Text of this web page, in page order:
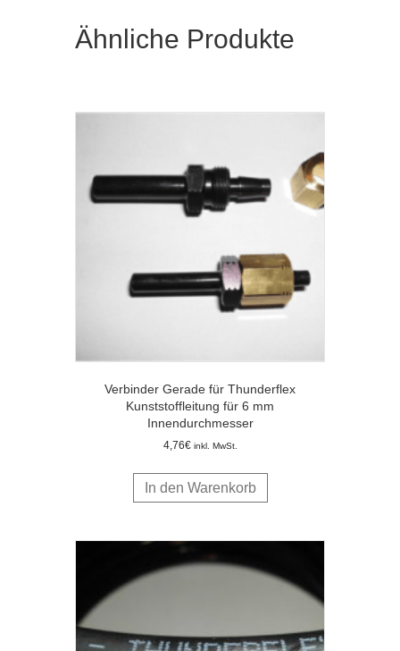
Ähnliche Produkte
Verbinder Gerade für Thunderflex
Kunststoffleitung für 6 mm
Innendurchmesser
4,76€ inkl. MwSt.
In den Warenkorb